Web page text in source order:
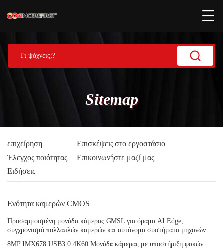
Sitemap
επιχείρηση
Επισκέψεις στο εργοστάσιο
Έλεγχος ποιότητας
Επικοινωνήστε μαζί μας
Ειδήσεις
Ενότητα καμερών CMOS
Προσαρμοσμένη μονάδα κάμερας GMSL για όραμα AI Edge,
συγχρονισμό πολλαπλών καμερών και αυτόνομα συστήματα μηχανών
8MP IMX678 USB3.0 4K60 Μονάδα κάμερας με υποστήριξη φακών